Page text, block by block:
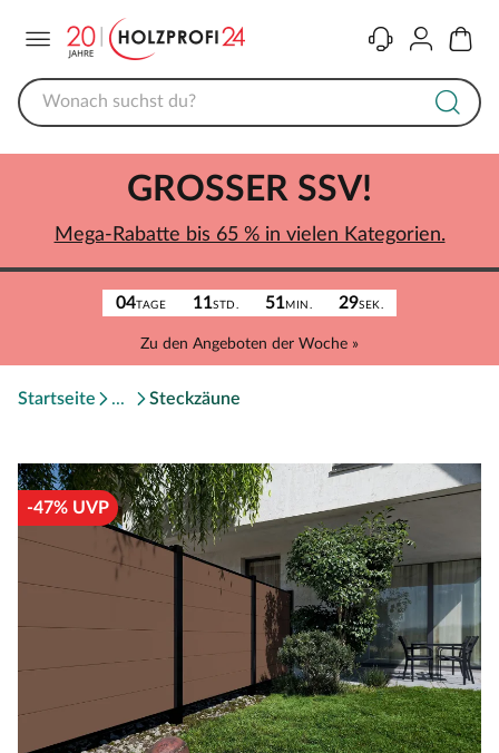
KontaktKonto
04TAGE 11STD. 51MIN. 29SEK.
Zu den Angeboten der Woche »
GROSSER SSV!
Mega-Rabatte bis 65 % in vielen Kategorien.
Startseite Steckzäune
-47% UVP